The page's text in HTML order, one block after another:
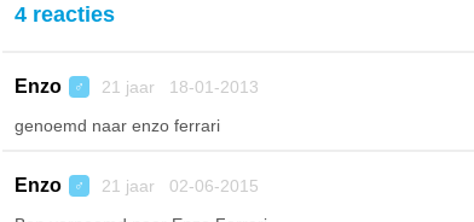
4 reacties
Enzo ♂ 21 jaar 18-01-2013
genoemd naar enzo ferrari
Enzo ♂ 21 jaar 02-06-2015